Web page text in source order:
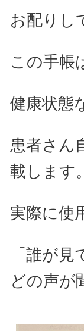
お配りし
この手帳
健康状態
患者さん
載します
実際に使
「誰が
どの声が